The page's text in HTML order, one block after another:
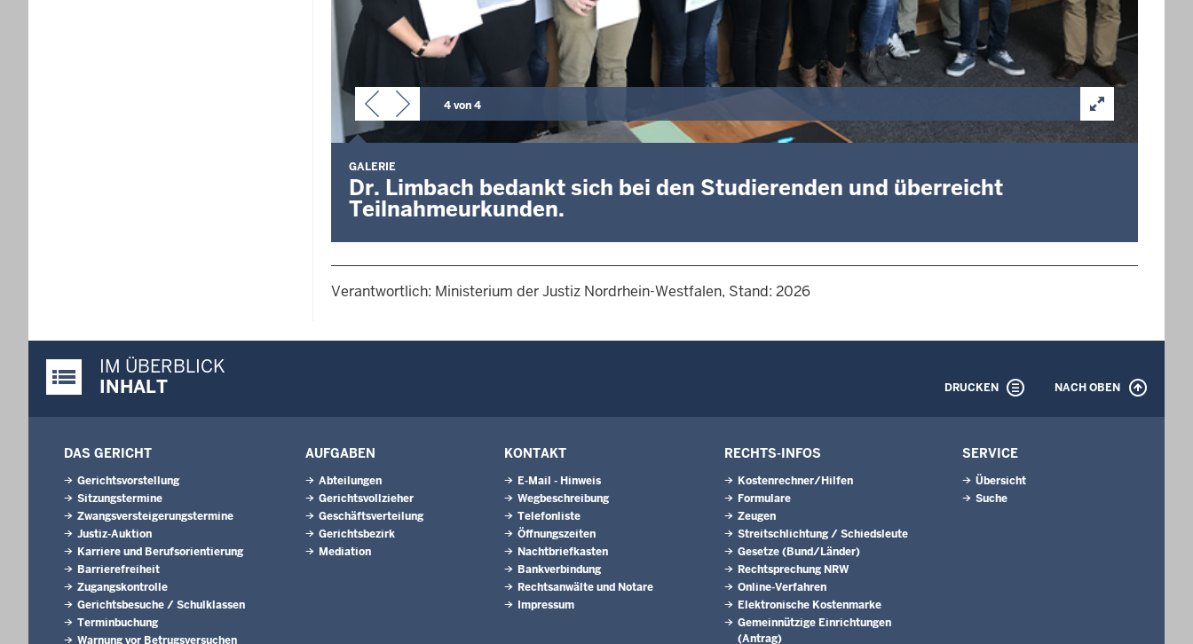
4 von 4
GALERIE
Dr. Limbach bedankt sich bei den Studierenden und überreicht
Teilnahmeurkunden.
Verantwortlich: Ministerium der Justiz Nordrhein-Westfalen, Stand: 2026
Justiz-Portal im Überblick:
IM ÜBERBLICK
INHALT
DRUCKEN NACH OBEN
DAS GERICHT
Gerichtsvorstellung
Sitzungstermine
Zwangsversteigerungs­termine
Justiz-Auktion
Karriere und Berufsorientierung
Barrierefreiheit
Zugangskontrolle
Gerichtsbesuche / Schulklassen
Terminbuchung
Warnung vor Betrugsversuchen
AUFGABEN
Abteilungen
Gerichtsvollzieher
Geschäftsverteilung
Gerichtsbezirk
Mediation
KONTAKT
E-Mail - Hinweis
Wegbeschreibung
Telefonliste
Öffnungszeiten
Nachtbriefkasten
Bankverbindung
Rechtsanwälte und Notare
Impressum
RECHTS-INFOS
Kostenrechner/Hilfen
Formulare
Zeugen
Streitschlichtung / Schiedsleute
Gesetze (Bund/Länder)
Rechtsprechung NRW
Online-Verfahren
Elektronische Kostenmarke
Gemeinnützige Einrichtungen
(Antrag)
SERVICE
Übersicht
Suche